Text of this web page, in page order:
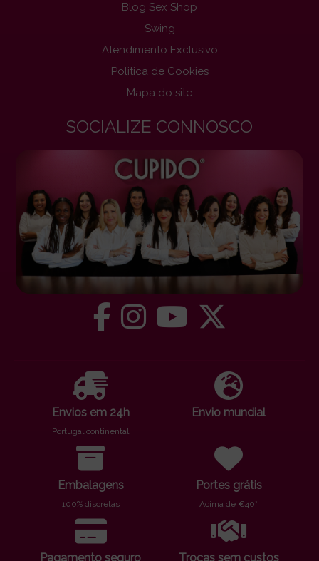
Blog Sex Shop
Swing
Atendimento Exclusivo
Politica de Cookies
Mapa do site
SOCIALIZE CONNOSCO
Envios em 24h
Portugal continental
Envio mundial
Embalagens
100% discretas
Portes grátis
Acima de €40*
Pagamento seguro Trocas sem custos